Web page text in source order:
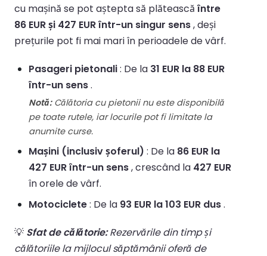
cu mașină se pot aștepta să plătească între
86 EUR și 427 EUR într-un singur sens, deși
prețurile pot fi mai mari în perioadele de vârf.
Pasageri pietonali: De la 31 EUR la 88 EUR
într-un sens.
Notă:Călătoria cu pietonii nu este disponibilă
pe toate rutele, iar locurile pot fi limitate la
anumite curse.
Mașini (inclusiv șoferul) : De la 86 EUR la
427 EUR într-un sens, crescând la 427 EUR
în orele de vârf.
Motociclete: De la 93 EUR la 103 EUR dus.
💡 Sfat de călătorie:Rezervările din timp și
călătoriile la mijlocul săptămânii oferă de